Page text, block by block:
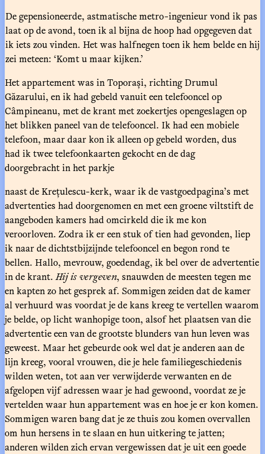
De gepensioneerde, astmatische metro-ingenieur vond ik pas
laat op de avond, toen ik al bijna de hoop had opgegeven dat
ik iets zou vinden. Het was halfnegen toen ik hem belde en hij
zei meteen: ‘Komt u maar kijken.’
Het appartement was in Toporași, richting Drumul
Găzarului, en ik had gebeld vanuit een telefooncel op
Câmpineanu, met de krant met zoekertjes opengeslagen op
het blikken paneel van de telefooncel. Ik had een mobiele
telefoon, maar daar kon ik alleen op gebeld worden, dus
had ik twee telefoonkaarten gekocht en de dag
doorgebracht in het parkje
naast de Krețulescu-kerk, waar ik de vastgoedpagina’s met
advertenties had doorgenomen en met een groene viltstift de
aangeboden kamers had omcirkeld die ik me kon
veroorloven. Zodra ik er een stuk of tien had gevonden, liep
ik naar de dichtstbijzijnde telefooncel en begon rond te
bellen. Hallo, mevrouw, goedendag, ik bel over de advertentie
in de krant.Hij is vergeven, snauwden de meesten tegen me
en kapten zo het gesprek af. Sommigen zeiden dat de kamer
al verhuurd was voordat je de kans kreeg te vertellen waarom
je belde, op licht wanhopige toon, alsof het plaatsen van die
advertentie een van de grootste blunders van hun leven was
geweest. Maar het gebeurde ook wel dat je anderen aan de
lijn kreeg, vooral vrouwen, die je hele familiegeschiedenis
wilden weten, tot aan ver verwijderde verwanten en de
afgelopen vijf adressen waar je had gewoond, voordat ze je
vertelden waar hun appartement was en hoe je er kon komen.
Sommigen waren bang dat je ze thuis zou komen overvallen
om hun hersens in te slaan en hun uitkering te jatten;
anderen wilden zich ervan vergewissen dat je uit een goede